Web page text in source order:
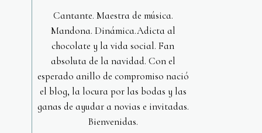
Cantante. Maestra de música.
Mandona. Dinámica.Adicta al
chocolate y la vida social. Fan
absoluta de la navidad. Con el
esperado anillo de compromiso nació
el blog, la locura por las bodas y las
ganas de ayudar a novias e invitadas.
Bienvenidas.